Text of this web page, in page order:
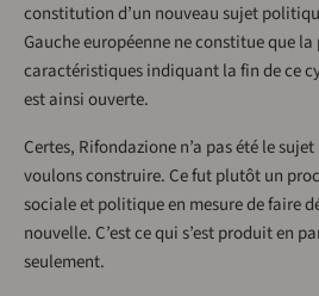
constitution d’un nouveau sujet
Gauche européenne ne constitue que
caractéristiques indiquant la fin de ce
est ainsi ouverte.
Certes, Rifondazione n’a pas été le
voulons construire. Ce fut plutôt un
sociale et politique en mesure de faire
nouvelle. C’est ce qui s’est produit en
seulement.